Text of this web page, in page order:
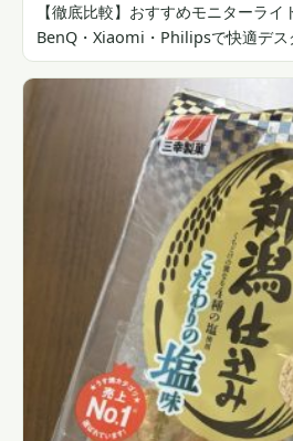
【徹底比較】おすすめモニターライ
BenQ・Xiaomi・Philipsで快適デス